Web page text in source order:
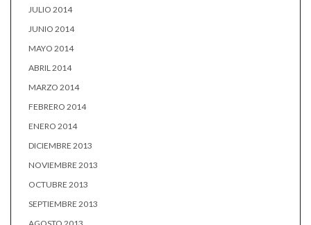
JULIO 2014
JUNIO 2014
MAYO 2014
ABRIL 2014
MARZO 2014
FEBRERO 2014
ENERO 2014
DICIEMBRE 2013
NOVIEMBRE 2013
OCTUBRE 2013
SEPTIEMBRE 2013
AGOSTO 2013